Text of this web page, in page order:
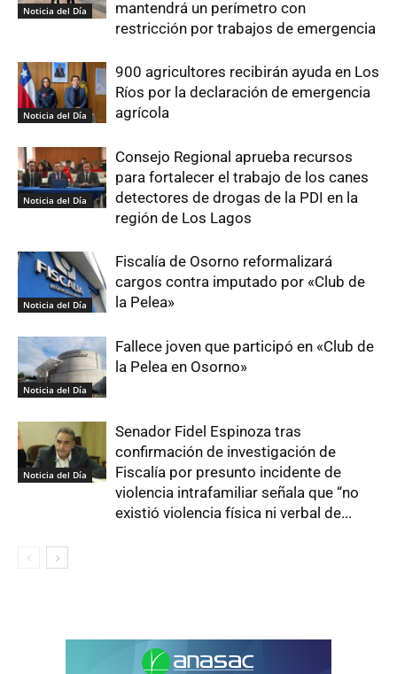
Noticia del Día
mantendrá un perímetro con
restricción por trabajos de emergencia
Noticia del Día
900 agricultores recibirán ayuda en Los
Ríos por la declaración de emergencia
agrícola
Noticia del Día
Consejo Regional aprueba recursos
para fortalecer el trabajo de los canes
detectores de drogas de la PDI en la
región de Los Lagos
Noticia del Día
Fiscalía de Osorno reformalizará
cargos contra imputado por «Club de
la Pelea»
Noticia del Día
Fallece joven que participó en «Club de
la Pelea en Osorno»
Noticia del Día
Senador Fidel Espinoza tras
confirmación de investigación de
Fiscalía por presunto incidente de
violencia intrafamiliar señala que “no
existió violencia física ni verbal de...